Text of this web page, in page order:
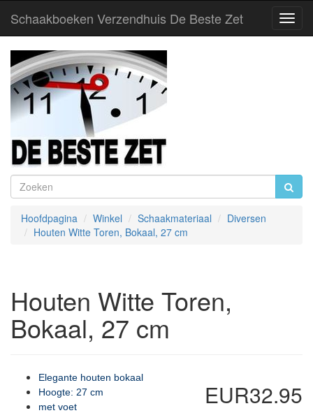
Schaakboeken Verzendhuis De Beste Zet
Hoofdpagina Winkel Schaakmateriaal
Diversen
Houten Witte Toren, Bokaal, 27 cm
Houten Witte Toren,
Bokaal, 27 cm
EUR32.95
Elegante houten bokaal
Hoogte: 27 cm
met voet